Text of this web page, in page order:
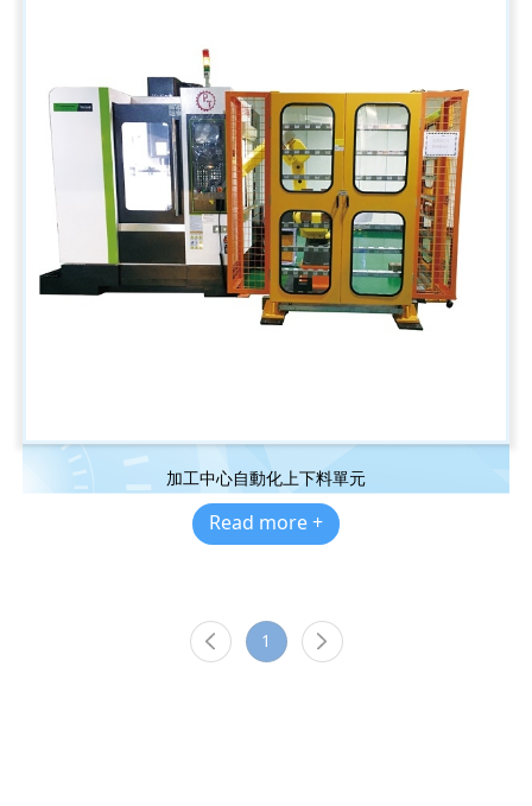
加工中心自動化上下料單元
Read more +
1